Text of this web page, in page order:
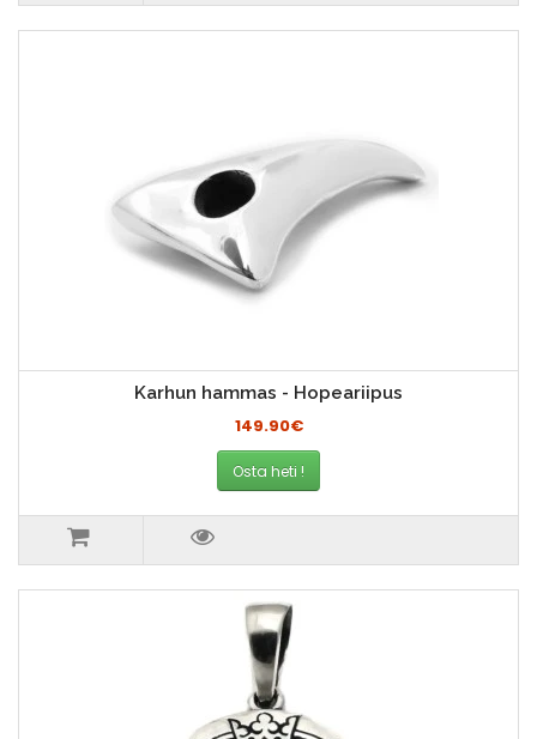
Karhun hammas - Hopeariipus
149.90€
Osta heti !